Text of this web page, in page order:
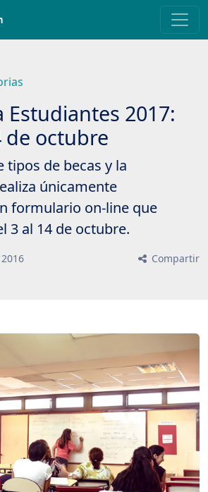
Estudiantes 2017:
de octubre
tipos de becas y la
únicamente
formulario on-line que
3 al 14 de octubre.
2016 Compartir